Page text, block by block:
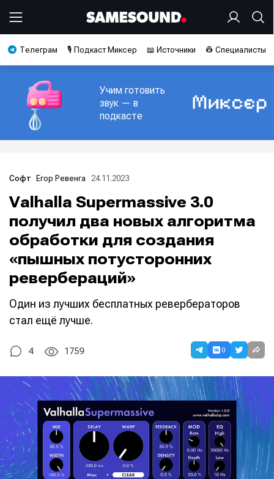
Телеграм 🎙️ Подкаст Миксер 📖 Источники 👷 Специалисты
Учим готовить
звук — в
подкасте
Софт Егор Ревенга 24.11.2023
Valhalla Supermassive 3.0
получил два новых алгоритма
обработки для создания
«пышных потусторонних
ревербераций»
Один из лучших бесплатных ревербераторов
стал ещё лучше.
4 1759 0